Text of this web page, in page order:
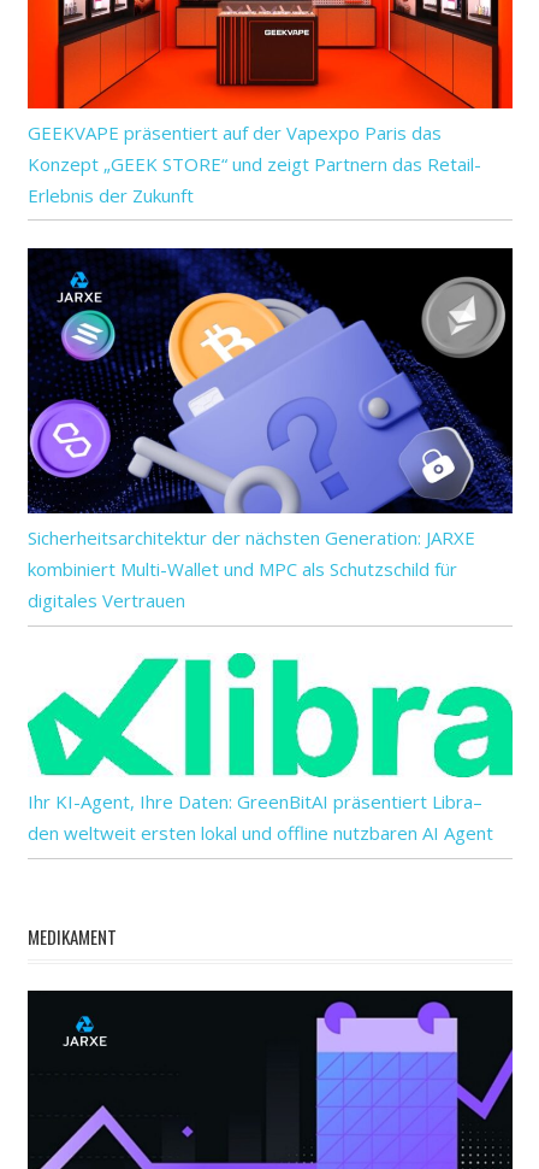
GEEKVAPE präsentiert auf der Vapexpo Paris das
Konzept „GEEK STORE“ und zeigt Partnern das Retail-
Erlebnis der Zukunft
Sicherheitsarchitektur der nächsten Generation: JARXE
kombiniert Multi-Wallet und MPC als Schutzschild für
digitales Vertrauen
Ihr KI-Agent, Ihre Daten: GreenBitAI präsentiert Libra–
den weltweit ersten lokal und offline nutzbaren AI Agent
MEDIKAMENT